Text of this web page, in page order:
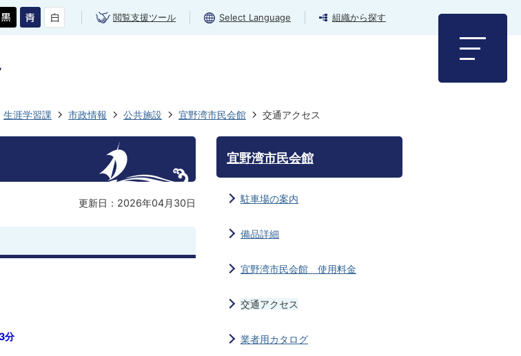
閲覧支援ツール Select Language 組織から探す
生涯学習課 市政情報 公共施設 宜野湾市民会館 交通アクセス
更新日：2026年04月30日
分
宜野湾市民会館
駐車場の案内
備品詳細
宜野湾市民会館 使用料金
交通アクセス
業者用カタログ